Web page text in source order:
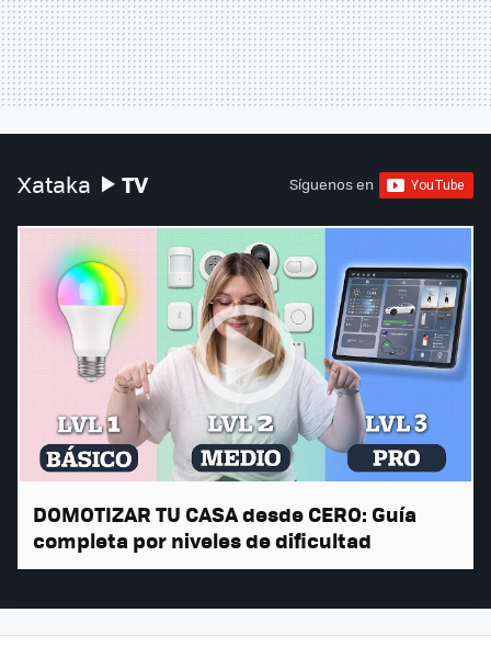
Xataka TV Síguenos en
DOMOTIZAR TU CASA desde CERO: Guía
completa por niveles de dificultad